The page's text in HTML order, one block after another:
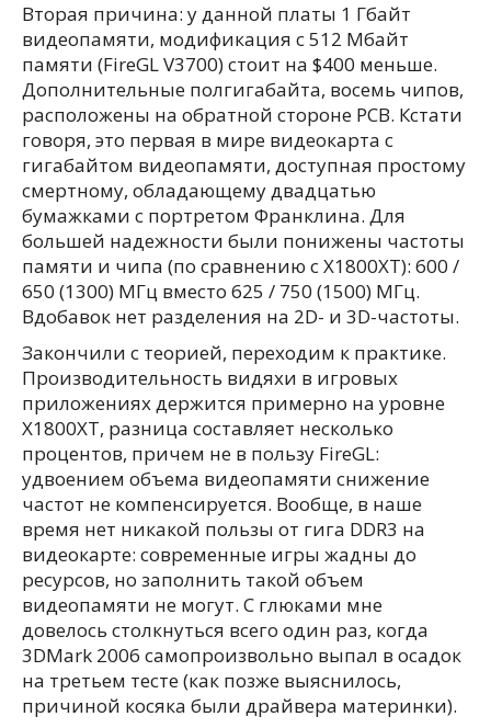
Вторая причина: у данной платы 1 Гбайт
видеопамяти, модификация с 512 Мбайт
памяти (FireGL V3700) стоит на $400 меньше.
Дополнительные полгигабайта, восемь чипов,
расположены на обратной стороне PCB. Кстати
говоря, это первая в мире видеокарта с
гигабайтом видеопамяти, доступная простому
смертному, обладающему двадцатью
бумажками с портретом Франклина. Для
большей надежности были понижены частоты
памяти и чипа (по сравнению с X1800XT): 600 /
650 (1300) МГц вместо 625 / 750 (1500) МГц.
Вдобавок нет разделения на 2D- и 3D-частоты.
Закончили с теорией, переходим к практике.
Производительность видяхи в игровых
приложениях держится примерно на уровне
X1800XT, разница составляет несколько
процентов, причем не в пользу FireGL:
удвоением объема видеопамяти снижение
частот не компенсируется. Вообще, в наше
время нет никакой пользы от гига DDR3 на
видеокарте: современные игры жадны до
ресурсов, но заполнить такой объем
видеопамяти не могут. С глюками мне
довелось столкнуться всего один раз, когда
3DMark 2006 самопроизвольно выпал в осадок
на третьем тесте (как позже выяснилось,
причиной косяка были драйвера материнки).